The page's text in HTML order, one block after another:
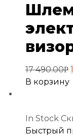
в
Шлем
17 490.00Р
В корзину
In Stock
Добавить
Быстрый